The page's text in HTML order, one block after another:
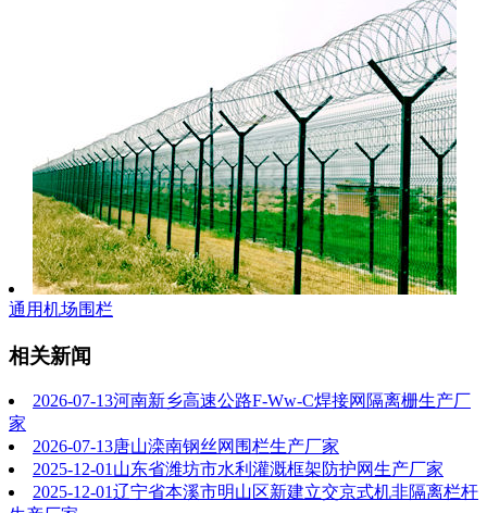
通用机场围栏
相关新闻
2026-07-13河南新乡高速公路F-Ww-C焊接网隔离栅生产厂
家
2026-07-13唐山滦南钢丝网围栏生产厂家
2025-12-01 山东省潍坊市水利灌溉框架防护网生产厂家
2025-12-01辽宁省本溪市明山区新建立交京式机非隔离栏杆